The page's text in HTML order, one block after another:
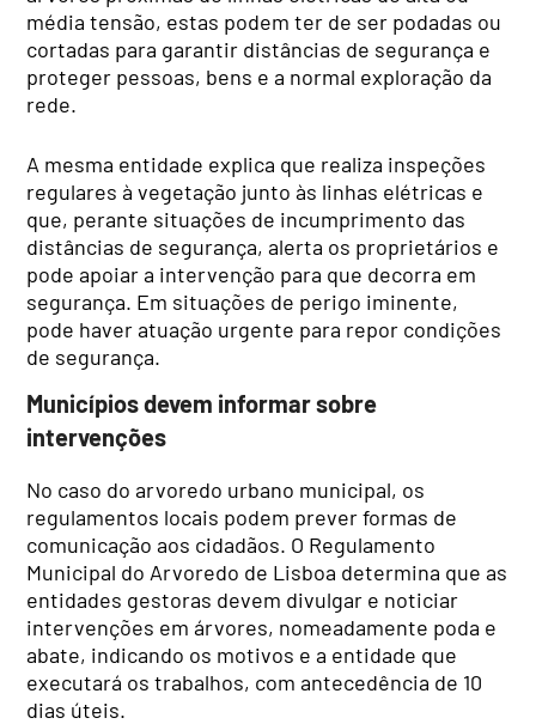
média tensão, estas podem ter de ser podadas ou
cortadas para garantir distâncias de segurança e
proteger pessoas, bens e a normal exploração da
rede.
A mesma entidade explica que realiza inspeções
regulares à vegetação junto às linhas elétricas e
que, perante situações de incumprimento das
distâncias de segurança, alerta os proprietários e
pode apoiar a intervenção para que decorra em
segurança. Em situações de perigo iminente,
pode haver atuação urgente para repor condições
de segurança.
Municípios devem informar sobre
intervenções
No caso do arvoredo urbano municipal, os
regulamentos locais podem prever formas de
comunicação aos cidadãos. O Regulamento
Municipal do Arvoredo de Lisboa determina que as
entidades gestoras devem divulgar e noticiar
intervenções em árvores, nomeadamente poda e
abate, indicando os motivos e a entidade que
executará os trabalhos, com antecedência de 10
dias úteis.